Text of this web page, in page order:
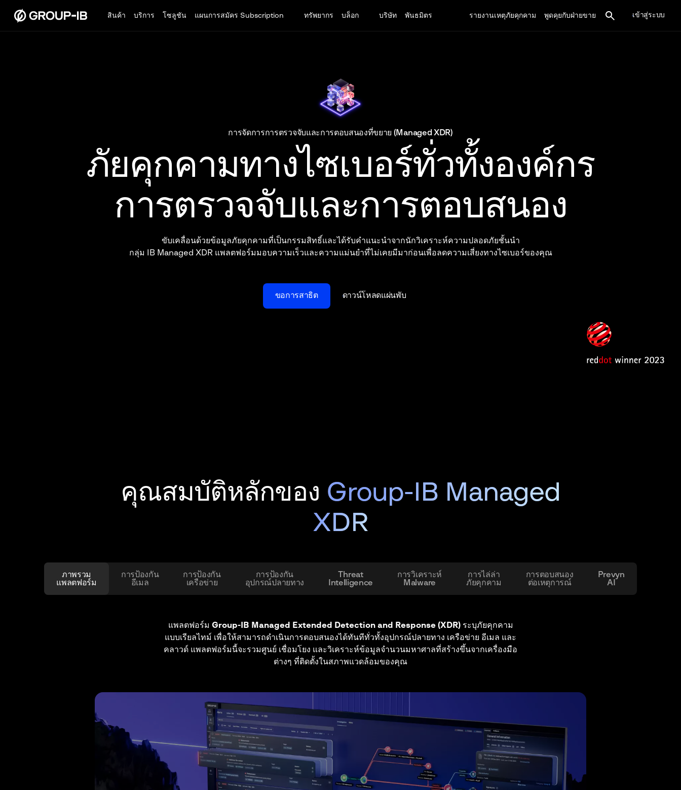
สินค้า บริการ โซลูชัน แผนการสมัคร Subscription ทรัพยากร บล็อก บริษัท พันธมิตร รายงานเหตุภัยคุกคาม พูดคุยกับฝ่ายขาย เข้าสู่ระบบ
การจัดการการตรวจจับและการตอบสนองที่ขยาย (Managed XDR)
ภัยคุกคามทางไซเบอร์ทั่วทั้งองค์กร
การตรวจจับและการตอบสนอง
ขับเคลื่อนด้วยข้อมูลภัยคุกคามที่เป็นกรรมสิทธิ์และได้รับคำแนะนำจากนักวิเคราะห์ความปลอดภัยชั้นนำ
กลุ่ม IB Managed XDR แพลตฟอร์มมอบความเร็วและความแม่นยำที่ไม่เคยมีมาก่อนเพื่อลดความเสี่ยงทางไซเบอร์ของคุณ
ขอการสาธิต ดาวน์โหลดแผ่นพับ
คุณสมบัติหลักของ Group-IB Managed
XDR
ภาพรวม
แพลตฟอร์ม
การป้องกัน
อีเมล
การป้องกัน
เครือข่าย
การป้องกัน
อุปกรณ์ปลายทาง
Threat
Intelligence
การวิเคราะห์
Malware
การไล่ล่า
ภัยคุกคาม
การตอบสนอง
ต่อเหตุการณ์
Prevyn
AI
แพลตฟอร์ม Group-IB Managed Extended Detection and Response (XDR)ระบุภัยคุกคาม
แบบเรียลไทม์ เพื่อให้สามารถดำเนินการตอบสนองได้ทันทีทั่วทั้งอุปกรณ์ปลายทาง เครือข่าย อีเมล และ
คลาวด์ แพลตฟอร์มนี้จะรวมศูนย์ เชื่อมโยง และวิเคราะห์ข้อมูลจำนวนมหาศาลที่สร้างขึ้นจากเครื่องมือ
ต่างๆ ที่ติดตั้งในสภาพแวดล้อมของคุณ
รักษาความปลอดภัยอีเมลขององค์กรของคุณบนคลาวด์หรือภายในองค์กรด้วยการวิเคราะห์พฤติกรรม
ที่ขับเคลื่อนด้วยปัญญาด้วยแพลตฟอร์ม Managed XDR Group-IBตรวจจับและขัดขวางการส่
งมัลแวร์ สแปม ฟิชชิ่ง และการโจมตี BEC ต่อสู้กับเทคนิคการหลบเลี่ยงของผู้โจมตีด้วยเทคโนโลยีการ
วิเคราะห์ขั้นสูง
ใช้ประโยชน์จากManaged XDR โดย Group-IBเพื่อตรวจจับกิจกรรมที่เป็นอันตรายในทราฟฟิกเครือ
ข่าย วิเคราะห์โปรโตคอลเครือข่ายเพื่อตรวจจับความผิดปกติและการเคลื่อนไหวในแนวขวาง ค้นพบภัย
คุกคามในทราฟฟิกที่เข้ารหัส ค้นหาสิ่งที่ไม่รู้จักโดยการทดสอบสมมติฐานโดยใช้บันทึกเครือข่าย
ตรวจจับการโจมตีในระดับโฮสต์โดยใช้ประโยชน์จากข้อมูลข่าวกรอง การวิเคราะห์ลายเซ็นและ
พฤติกรรม และความสามารถในการตรวจจับมัลแวร์ด้วยโซลูชัน Managed XDRป้องกันและตอบ
สนองต่อภัยคุกคามโดยแยกโฮสต์ กำจัดกระบวนการ หรือเข้าถึงคอนโซล รวบรวมข้อมูลที่เกี่ยวข้องกับ
การตรวจสอบทางนิติวิทยาศาสตร์สำหรับการล่าภัยคุกคาม การตอบสนองต่อเหตุการณ์ด้านความ
Threat Intelligence
ค้นหาภัยคุกคามที่ไม่ถูกตรวจพบได้อย่างง่ายดายด้วยคอนโซล XDR แบบรวม
Group-IB Managed XDR
Group-IB Managed Extended Detection and Response (XDR)